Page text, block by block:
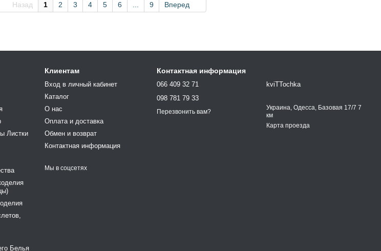
Назад 1 2 3 4 5 6 9 Вперед
Листки
Белья
Клиентам
Вход в личный кабинет
Каталог
О нас
Оплата и доставка
Обмен и возврат
Контактная информация
Мы в соцсетях
Контактная информация
066 409 32 71
098 781 79 33
Перезвонить вам?
kviTTochka
Украина, Одесса, Базовая 17/7 7
км
Карта проезда